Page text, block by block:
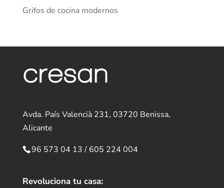
Grifos de cocina modernos
Avda. País Valencià 231, 03720 Benissa,
Alicante
96 573 04 13/ 605 224 004
Revoluciona tu casa: